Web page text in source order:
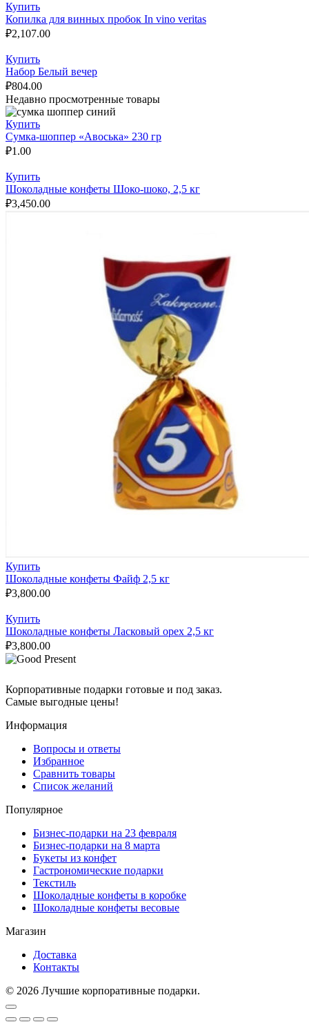
Купить
Копилка для винных пробок In vino veritas
₽2,107.00
Купить
Набор Белый вечер
₽804.00
Недавно просмотренные товары
Купить
Сумка-шоппер «Авоська» 230 гр
₽1.00
Купить
Шоколадные конфеты Шоко-шоко, 2,5 кг
₽3,450.00
Купить
Шоколадные конфеты Файф 2,5 кг
₽3,800.00
Купить
Шоколадные конфеты Ласковый орех 2,5 кг
₽3,800.00
Корпоративные подарки готовые и под заказ.
Самые выгодные цены!
Информация
Вопросы и ответы
Избранное
Сравнить товары
Список желаний
Популярное
Бизнес-подарки на 23 февраля
Бизнес-подарки на 8 марта
Букеты из конфет
Гастрономические подарки
Текстиль
Шоколадные конфеты в коробке
Шоколадные конфеты весовые
Магазин
Доставка
Контакты
© 2026 Лучшие корпоративные подарки.